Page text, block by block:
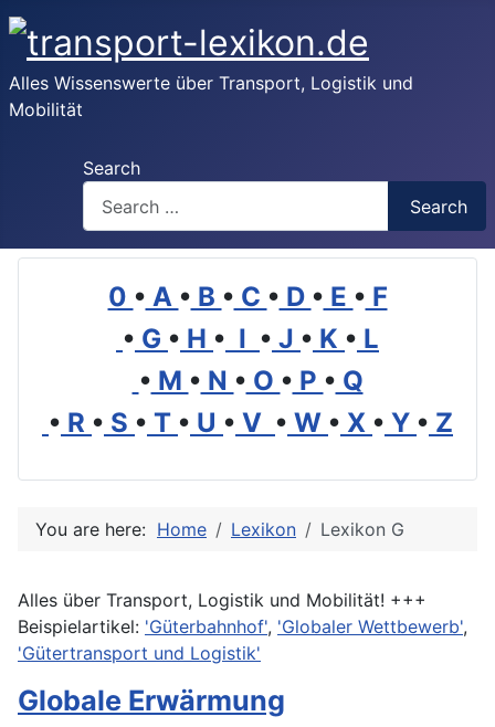
Alles Wissenswerte über Transport, Logistik und
Mobilität
Search
Search
0 • A • B • C • D • E • F
• G • H • I • J • K • L
• M • N • O • P • Q
• R • S • T • U • V • W • X • Y • Z
You are here: Home Lexikon Lexikon G
Alles über Transport, Logistik und Mobilität! +++
Beispielartikel: 'Güterbahnhof', 'Globaler Wettbewerb',
'Gütertransport und Logistik'
Globale Erwärmung